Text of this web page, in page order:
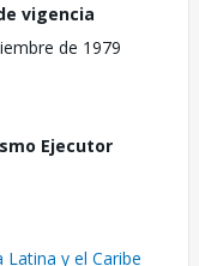
vigencia
de 1979
Ejecutor
Latina y el Caribe